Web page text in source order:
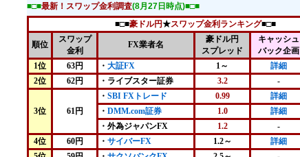
■□■最新！スワップ金利調査(8月27日時点)■□■
■□■豪ドル円★スワップ金利ランキング■□■
順位
スワップ
金利
FX業者名
豪ドル円
スプレッド
キャッシュ
バック企画
1位
63円 ・ 大証FX 1～ 詳細
2位
62円 ・ライブスター証券 3.2 -
3位 61円
・ SBI FXトレード 0.99 詳細
・ DMM.com証券 1.0 詳細
・ 外為ジャパンFX 1.2 -
4位
60円 ・ サイバーFX 1.2～ 詳細